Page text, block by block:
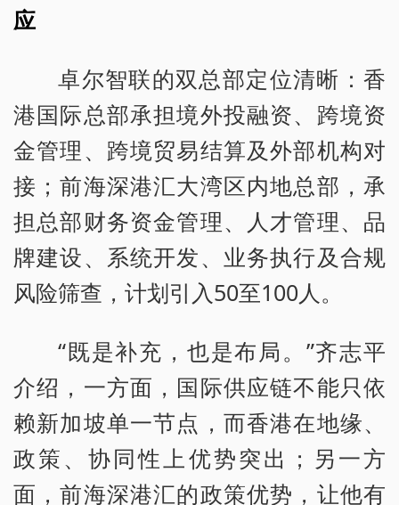
应
卓尔智联的双总部定位清晰：香
港国际总部承担境外投融资、跨境资
金管理、跨境贸易结算及外部机构对
接；前海深港汇大湾区内地总部，承
担总部财务资金管理、人才管理、品
牌建设、系统开发、业务执行及合规
风险筛查，计划引入50至100人。
“既是补充，也是布局。”齐志平
介绍，一方面，国际供应链不能只依
赖新加坡单一节点，而香港在地缘、
政策、协同性上优势突出；另一方
面，前海深港汇的政策优势，让他有